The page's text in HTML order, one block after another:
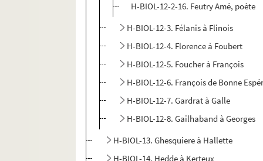
H-BIOL-12-2-16. Feutry Amé, poète
H-BIOL-12-3. Félanis à Flinois
H-BIOL-12-4. Florence à Foubert
H-BIOL-12-5. Foucher à François
H-BIOL-12-6. François de Bonne
H-BIOL-12-7. Gardrat à Galle
H-BIOL-12-8. Gailhaband à Georges
H-BIOL-13. Ghesquiere à Hallette
H-BIOL-14. Hedde à Kerteux